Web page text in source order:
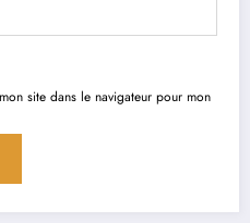
site dans le navigateur pour mon